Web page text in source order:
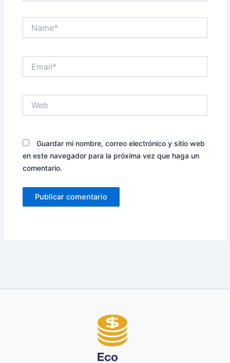
Guardar mi nombre, correo electrónico y sitio web
en este navegador para la próxima vez que haga un
comentario.